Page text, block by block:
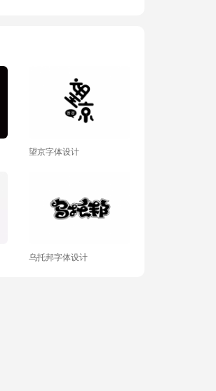
望京字体设计
乌托邦字体设计